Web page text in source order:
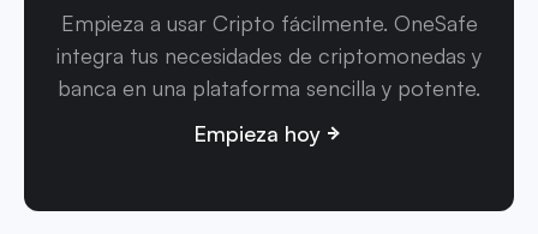
Empieza a usar Cripto fácilmente. OneSafe
integra tus necesidades de criptomonedas y
banca en una plataforma sencilla y potente.
Empieza hoy